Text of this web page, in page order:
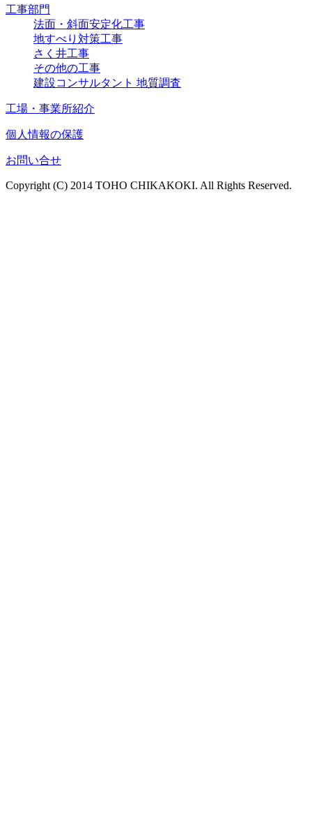
工事部門
法面・斜面安定化工事
地すべり対策工事
さく井工事
その他の工事
建設コンサルタント 地質調査
工場・事業所紹介
個人情報の保護
お問い合せ
Copyright (C) 2014 TOHO CHIKAKOKI. All Rights Reserved.